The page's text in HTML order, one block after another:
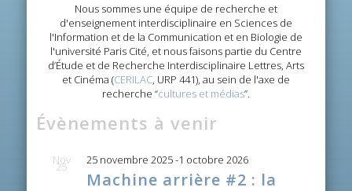
Nous sommes une équipe de recherche et
d'enseignement interdisciplinaire en Sciences de
l'Information et de la Communication et en Biologie de
l'université Paris Cité, et nous faisons partie du Centre
d’Étude et de Recherche Interdisciplinaire Lettres, Arts
et Cinéma (CERILAC , URP 441), au sein de l'axe de
recherche “cultures et médias”.
Évènements à venir
Nov
25 25 novembre 2025-1 octobre 2026
Machine arrière #2 : la